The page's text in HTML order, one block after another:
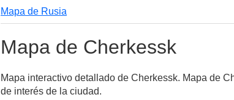
Mapa de Rusia
Mapa de Cherkessk
Mapa interactivo detallado de Cherkessk. Mapa de
de interés de la ciudad.